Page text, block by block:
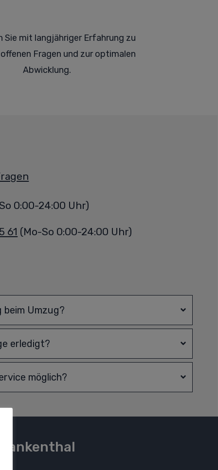
Sie mit langjähriger Erfahrung zu
Fragen und zur optimalen
Abwicklung.
0:00-24:00 Uhr)
61 (Mo-So 0:00-24:00 Uhr)
Umzug?
erledigt?
möglich?